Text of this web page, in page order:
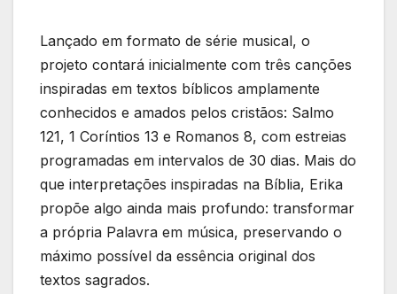
Lançado em formato de série musical, o
projeto contará inicialmente com três canções
inspiradas em textos bíblicos amplamente
conhecidos e amados pelos cristãos: Salmo
121, 1 Coríntios 13 e Romanos 8, com estreias
programadas em intervalos de 30 dias. Mais do
que interpretações inspiradas na Bíblia, Erika
propõe algo ainda mais profundo: transformar
a própria Palavra em música, preservando o
máximo possível da essência original dos
textos sagrados.